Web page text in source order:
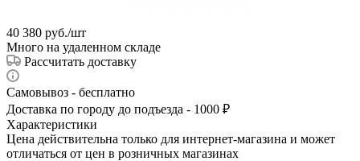
40 380 руб./шт
Много на удаленном складе
Рассчитать доставку
Самовывоз - бесплатно
Доставка по городу до подъезда - 1000 ₽
Характеристики
Цена действительна только для интернет-магазина и может
отличаться от цен в розничных магазинах